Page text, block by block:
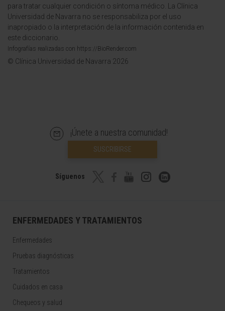
para tratar cualquier condición o síntoma médico. La Clínica
Universidad de Navarra no se responsabiliza por el uso
inapropiado o la interpretación de la información contenida en
este diccionario.
Infografías realizadas con https://BioRender.com
© Clínica Universidad de Navarra 2026
¡Únete a nuestra comunidad!
SUSCRIBIRSE
Síguenos
ENFERMEDADES Y TRATAMIENTOS
Enfermedades
Pruebas diagnósticas
Tratamientos
Cuidados en casa
Chequeos y salud